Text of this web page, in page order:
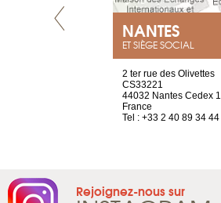
NANTES
ET SIÈGE SOCIAL
2 ter rue des Olivettes
CS33221
44032 Nantes Cedex 1
France
Tel : +33 2 40 89 34 44
Rejoignez-nous sur